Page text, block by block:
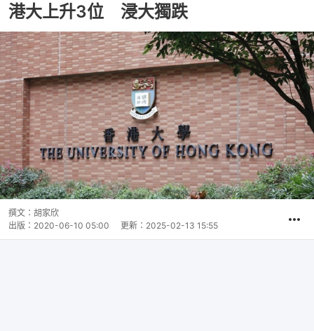
港大上升3位 浸大獨跌
撰文： 胡家欣
出版： 2020-06-10 05:00 更新： 2025-02-13 15:55